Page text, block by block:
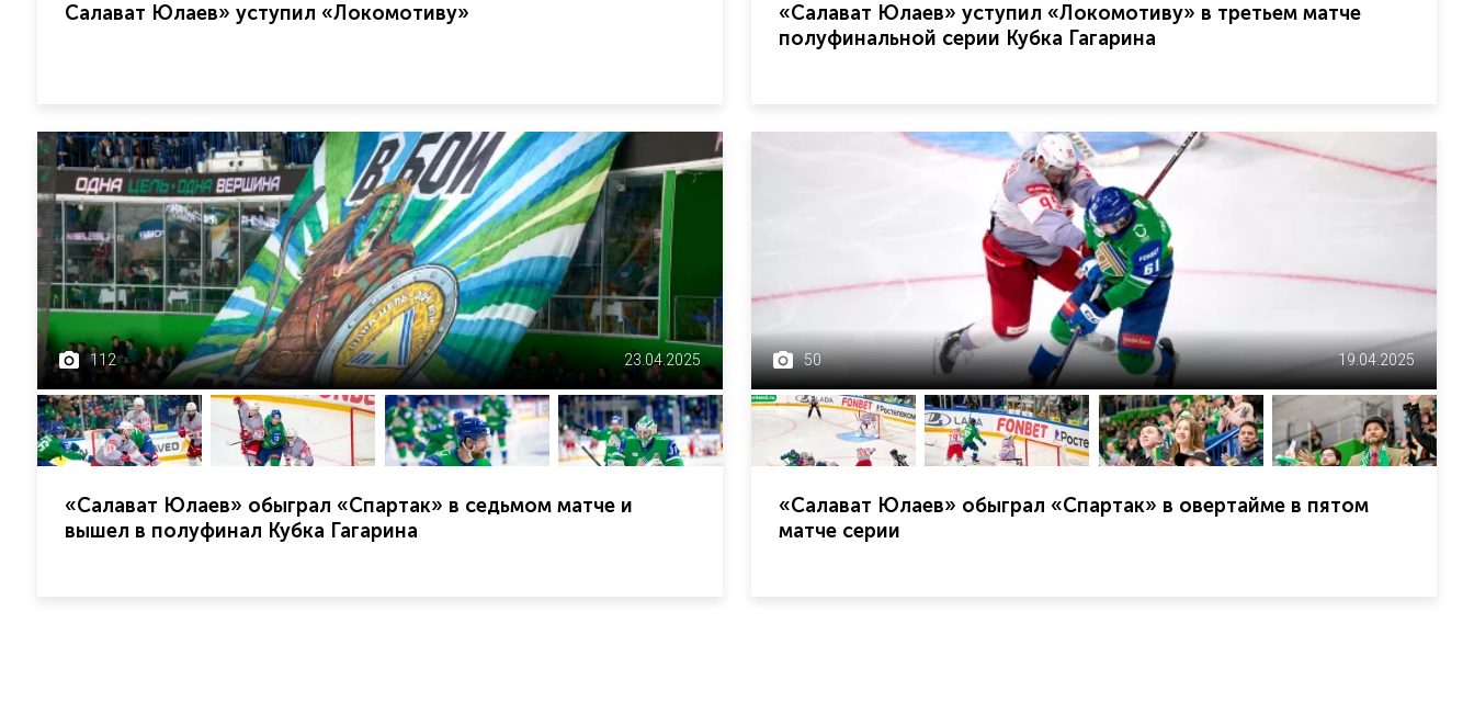
Салават Юлаев» уступил «Локомотиву»
«Салават Юлаев» уступил «Локомотиву» в третьем матче
полуфинальной серии Кубка Гагарина
112 23.04.2025
«Салават Юлаев» обыграл «Спартак» в седьмом матче и
вышел в полуфинал Кубка Гагарина
50 19.04.2025
«Салават Юлаев» обыграл «Спартак» в овертайме в пятом
матче серии